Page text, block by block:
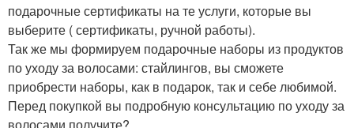
подарочные сертификаты на те услуги, которые вы
выберите ( сертификаты, ручной работы).
Так же мы формируем подарочные наборы из продуктов
по уходу за волосами: стайлингов, вы сможете
приобрести наборы, как в подарок, так и себе любимой.
Перед покупкой вы подробную консультацию по уходу за